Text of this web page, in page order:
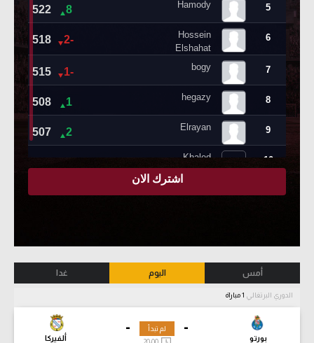
أمس اليوم غدا
الدوري البرتغالي
-
بورتو
-
ألفيركا
لم تبدأ